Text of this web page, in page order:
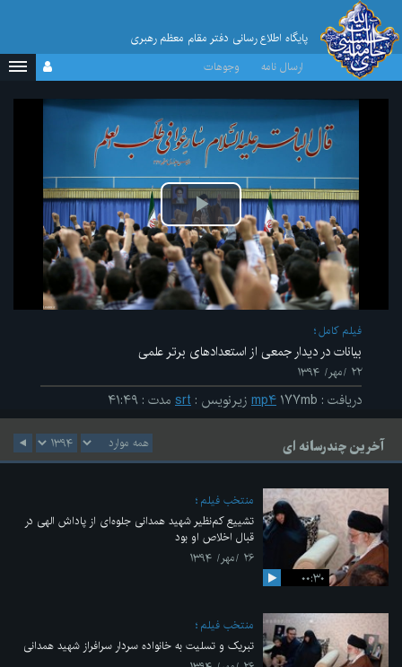
پایگاه اطلاع رسانی دفتر مقام معظم رهبری
ارسال نامه
وجوهات
پخش
ویدیو
فیلم کامل
بیانات در دیدار جمعی از استعدادهای برتر علمی
۲۲ /مهر/ ۱۳۹۴
دریافت : mp۴ ۱۷۷mb زیرنویس :
srt مدت : ۴۱:۴۹
آخرین چندرسانه ای
۰۰:۳۰
منتخب فیلم
تشییع کم‌نظیر شهید همدانی جلوه‌ای از پاداش الهی در
قبال اخلاص او بود
۲۶ /مهر/ ۱۳۹۴
منتخب فیلم
تبریک و تسلیت به خانواده سردار سرافراز شهید همدانی